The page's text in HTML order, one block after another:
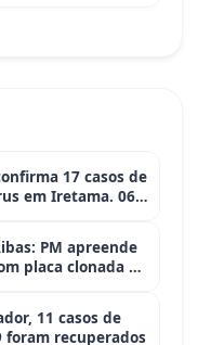
17 casos de
em Iretama. 06
PM apreende
placa clonada e
11 casos de
foram recuperados